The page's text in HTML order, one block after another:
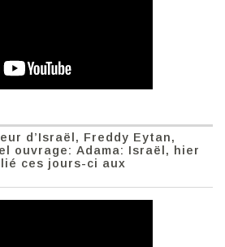
d’Israël, Freddy Eytan,
ouvrage: Adama: Israël, hier
ces jours-ci aux